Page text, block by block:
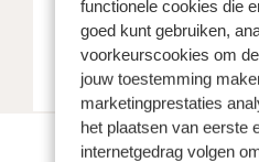
functionele cookies die
goed kunt gebruiken,
voorkeurscookies om
jouw toestemming
marketingprestaties
het plaatsen van eerste
internetgedrag volgen
trekpleister waar je
Islands. Het is een
MRT
9°C
0°C
APR
15°C
2°C